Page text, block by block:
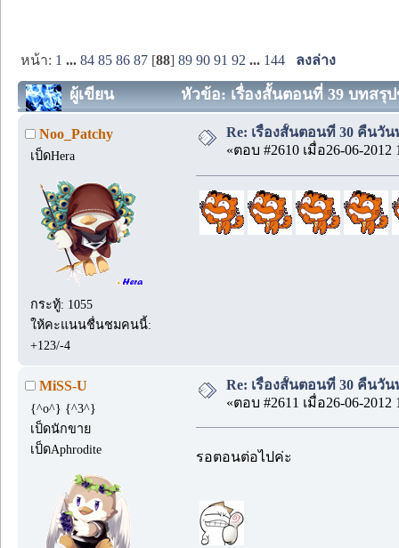
หน้า: 1 ...84 85 86 87 [88]89 90 91 92 ... 144 ลงล่าง
ผู้เขียน หัวข้อ: เรื่องสั้นตอนที่ 39 บทสรุป
Noo_Patchy
เป็ดHera
กระทู้: 1055
ให้คะแนนชื่นชมคนนี้:
+123/-4
Re: เรื่องสั้นตอนที่ 30 คืนวั
«ตอบ #2610 เมื่อ26-06-2012
MiSS-U
{^o^} {^3^}
เป็ดนักขาย
เป็ดAphrodite
Re: เรื่องสั้นตอนที่ 30 คืนวั
«ตอบ #2611 เมื่อ26-06-2012
รอตอนต่อไปค่ะ